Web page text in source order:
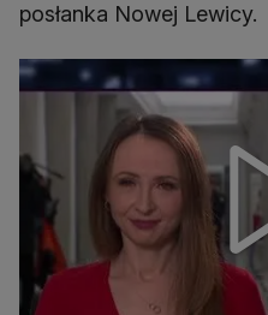
posłanka Nowej Lewicy.